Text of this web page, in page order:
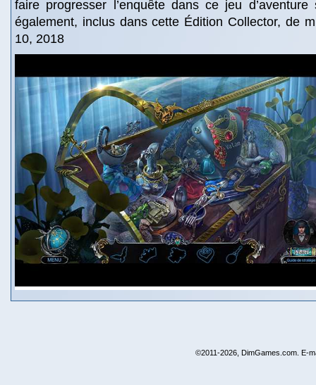
faire progresser l’enquête dans ce jeu d’aventure
également, inclus dans cette Édition Collector, de
10, 2018
©2011-2026, DimGames.com. E-